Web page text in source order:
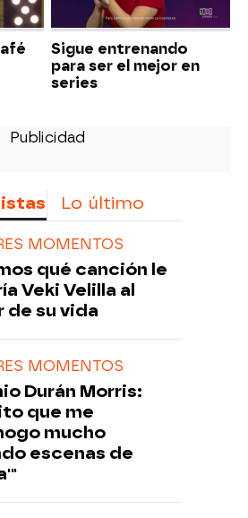
Sigue entrenando
para ser el mejor en
series
Lo último
MOMENTOS
qué canción le
Veki Velilla al
de su vida
MOMENTOS
Durán Morris:
que me
mucho
escenas de